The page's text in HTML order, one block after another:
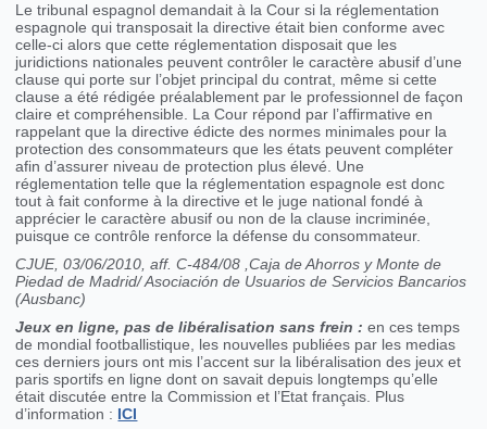
Le tribunal espagnol demandait à la Cour si la réglementation
espagnole qui transposait la directive était bien conforme avec
celle-ci alors que cette réglementation disposait que les
juridictions nationales peuvent contrôler le caractère abusif d’une
clause qui porte sur l’objet principal du contrat, même si cette
clause a été rédigée préalablement par le professionnel de façon
claire et compréhensible. La Cour répond par l’affirmative en
rappelant que la directive édicte des normes minimales pour la
protection des consommateurs que les états peuvent compléter
afin d’assurer niveau de protection plus élevé. Une
réglementation telle que la réglementation espagnole est donc
tout à fait conforme à la directive et le juge national fondé à
apprécier le caractère abusif ou non de la clause incriminée,
puisque ce contrôle renforce la défense du consommateur.
CJUE, 03/06/2010, aff. C-484/08 ,Caja de Ahorros y Monte de
Piedad de Madrid/ Asociación de Usuarios de Servicios Bancarios
(Ausbanc)
Jeux en ligne, pas de libéralisation sans frein : en ces temps
de mondial footballistique, les nouvelles publiées par les medias
ces derniers jours ont mis l’accent sur la libéralisation des jeux et
paris sportifs en ligne dont on savait depuis longtemps qu’elle
était discutée entre la Commission et l’Etat français. Plus
d’information : ICI